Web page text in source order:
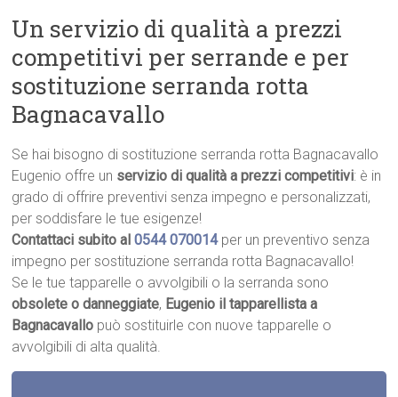
Un servizio di qualità a prezzi
competitivi per serrande e per
sostituzione serranda rotta
Bagnacavallo
Se hai bisogno di sostituzione serranda rotta Bagnacavallo
Eugenio offre un servizio di qualità a prezzi competitivi: è in
grado di offrire preventivi senza impegno e personalizzati,
per soddisfare le tue esigenze!
Contattaci subito al0544 070014 per un preventivo senza
impegno per sostituzione serranda rotta Bagnacavallo!
Se le tue tapparelle o avvolgibili o la serranda sono
obsolete o danneggiate, Eugenio il tapparellista a
Bagnacavallo può sostituirle con nuove tapparelle o
avvolgibili di alta qualità.